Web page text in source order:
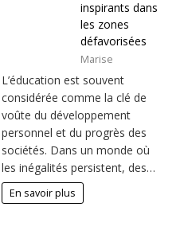
inspirants dans
les zones
défavorisées
Marise
L’éducation est souvent
considérée comme la clé de
voûte du développement
personnel et du progrès des
sociétés. Dans un monde où
les inégalités persistent, des…
En savoir plus